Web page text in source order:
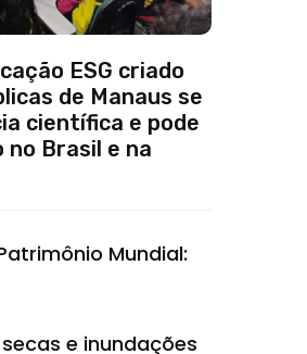
ESG criado
de Manaus se
científica e pode
no Brasil e na
Mundial:
e inundações